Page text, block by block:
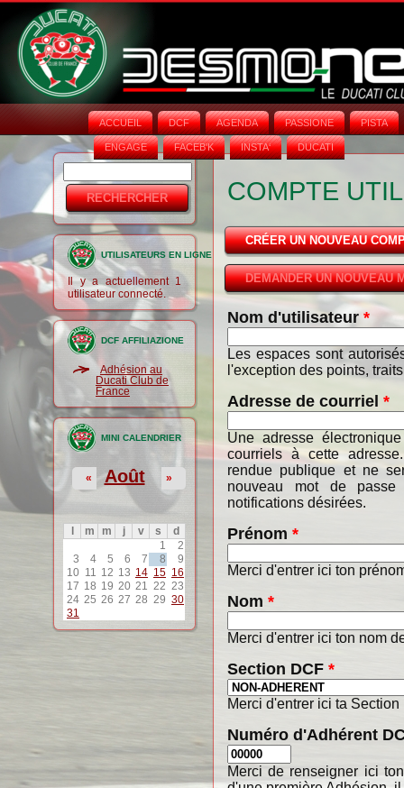
ACCUEIL DCF AGENDA PASSIONE PISTA
ENGAGE FACEB'K INSTA‘ DUCATI
Formulaire
de
recherche
UTILISATEURS EN LIGNE
Il y a actuellement 1
utilisateur connecté.
DCF AFFILIAZIONE
Adhésion au
Ducati Club de
France
MINI CALENDRIER
Août
« »
m m j v s
d
1
2
3
4 5 6 7 8
9
10 11 12 13 14 15 16
17 18 19 20 21 22 23
24 25 26 27 28 29 30
31
COMPTE
CRÉER UN NOUVEAU
DEMANDER UN NOUVEAU
Nom d'utilisateur *
Les espaces sont
l'exception des points,
Adresse de courriel *
Une adresse
courriels à cette
rendue publique et ne
nouveau mot de
notifications désirées.
Prénom *
Merci d'entrer ici ton
Nom *
Merci d'entrer ici ton nom
Section DCF *
Merci d'entrer ici ta
Numéro d'Adhérent
Merci de renseigner ici